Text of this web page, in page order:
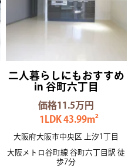
二人暮らしにもおすすめ
in 谷町六丁目
価格11.5万円
1LDK 43.99m²
大阪府大阪市中央区 上汐1丁目
大阪メトロ谷町線 谷町六丁目駅 徒
歩7分